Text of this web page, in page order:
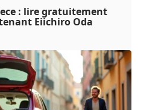
: lire gratuitement
Eiichiro Oda